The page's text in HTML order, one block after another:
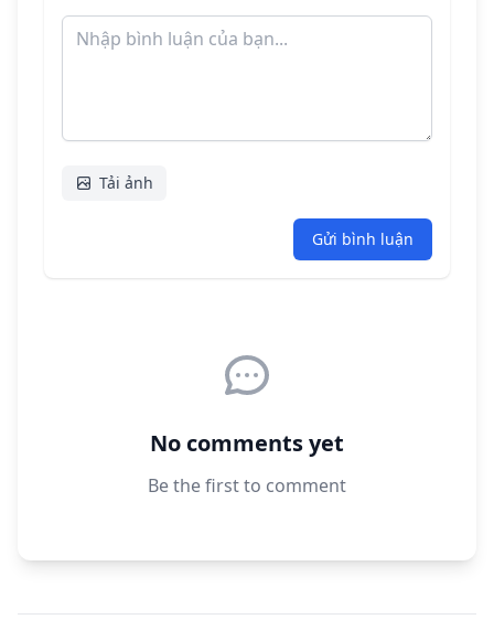
Tải ảnh
Gửi bình luận
No comments yet
Be the first to comment